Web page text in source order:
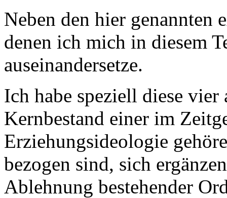
Neben den hier genannten
denen ich mich in diesem
auseinandersetze.
Ich habe speziell diese
Kernbestand einer im
Erziehungsideologie
bezogen sind, sich
Ablehnung bestehender